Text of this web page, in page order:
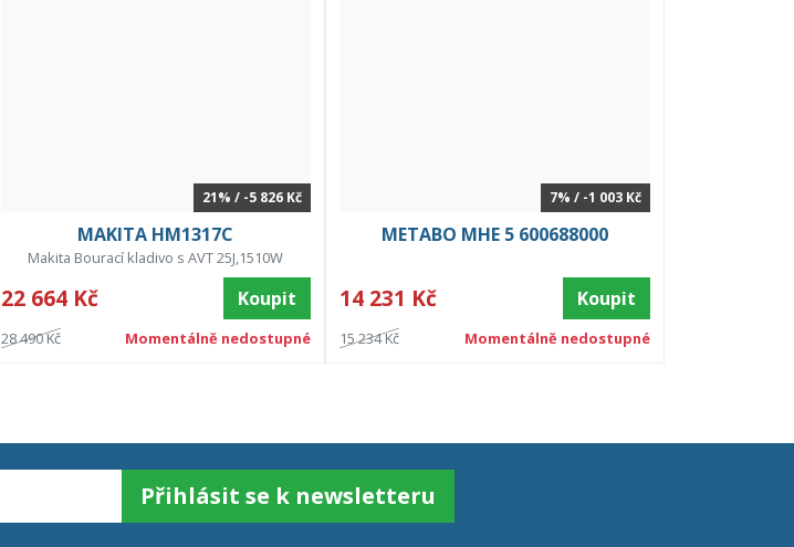
21% / -5 826 Kč
MAKITA HM1317C
Makita Bourací kladivo s AVT 25J,1510W
22 664 Kč Koupit
28 490 Kč Momentálně nedostupné
7% / -1 003 Kč
METABO MHE 5 600688000
14 231 Kč Koupit
15 234 Kč Momentálně nedostupné
Přihlásit se k newsletteru